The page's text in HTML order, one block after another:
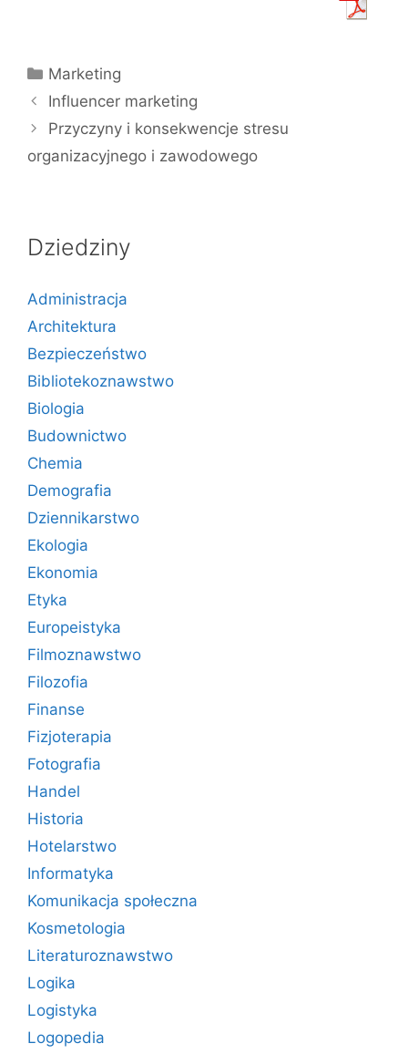
Kategorie
Marketing
Influencer marketing
Przyczyny i konsekwencje stresu
organizacyjnego i zawodowego
Dziedziny
Administracja
Architektura
Bezpieczeństwo
Bibliotekoznawstwo
Biologia
Budownictwo
Chemia
Demografia
Dziennikarstwo
Ekologia
Ekonomia
Etyka
Europeistyka
Filmoznawstwo
Filozofia
Finanse
Fizjoterapia
Fotografia
Handel
Historia
Hotelarstwo
Informatyka
Komunikacja społeczna
Kosmetologia
Literaturoznawstwo
Logika
Logistyka
Logopedia